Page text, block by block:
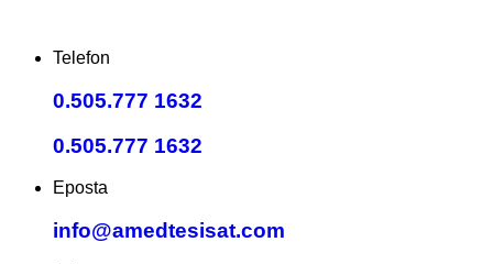
Telefon
0.505.777 1632
0.505.777 1632
Eposta
info@amedtesisat.com